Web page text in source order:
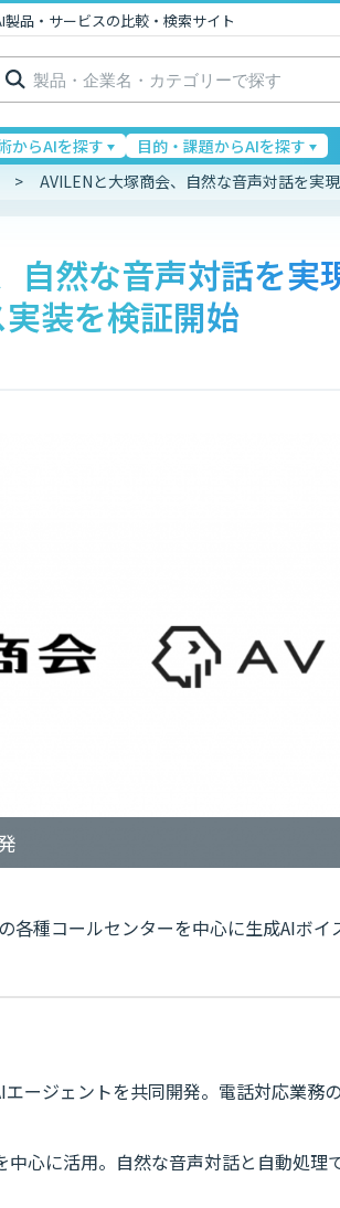
品・サービスの比較・検索サイト
索:
からAIを探す 目的・課題からAIを探す
AVILENと大塚商会、自然な音声対話を実
自然な音声対話を実
装を検証開始
各種コールセンターを中心に生成AIボ
エージェントを共同開発。電話対応業務
中心に活用。自然な音声対話と自動処理